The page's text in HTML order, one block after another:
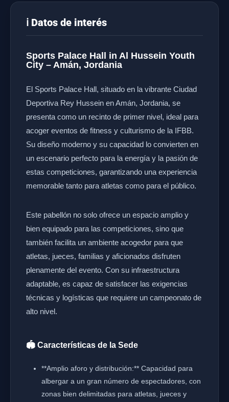
ℹ️ Datos de interés
Sports Palace Hall in Al Hussein Youth
City – Amán, Jordania
El Sports Palace Hall, situado en la vibrante Ciudad
Deportiva Rey Hussein en Amán, Jordania, se
presenta como un recinto de primer nivel, ideal para
acoger eventos de fitness y culturismo de la IFBB.
Su diseño moderno y su capacidad lo convierten en
un escenario perfecto para la energía y la pasión de
estas competiciones, garantizando una experiencia
memorable tanto para atletas como para el público.
Este pabellón no solo ofrece un espacio amplio y
bien equipado para las competiciones, sino que
también facilita un ambiente acogedor para que
atletas, jueces, familias y aficionados disfruten
plenamente del evento. Con su infraestructura
adaptable, es capaz de satisfacer las exigencias
técnicas y logísticas que requiere un campeonato de
alto nivel.
🏟️ Características de la Sede
**Amplio aforo y distribución:** Capacidad para
albergar a un gran número de espectadores, con
zonas bien delimitadas para atletas, jueces y